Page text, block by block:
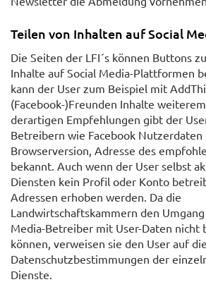
Teilen von Inhalten auf Social
Die Seiten der LFI´s können Buttons
Inhalte auf Social Media-Plattformen
kann der User zum Beispiel mit
(Facebook-)Freunden Inhalte
derartigen Empfehlungen gibt der
Betreibern wie Facebook Nutzerdaten
Browserversion, Adresse des
bekannt. Auch wenn der User selbst
Diensten kein Profil oder Konto
Adressen erhoben werden. Da die
Landwirtschaftskammern den
Media-Betreiber mit User-Daten nicht
können, verweisen sie den User auf die
Datenschutzbestimmungen der
Dienste.